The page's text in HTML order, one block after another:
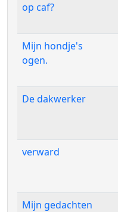
op caf?
Mijn hondje's
ogen.
De dakwerker
verward
Mijn gedachten